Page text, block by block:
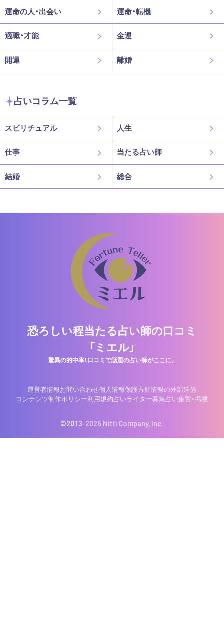
運命の人・出会い 運命・転機
適職・才能 金運
開運 離婚
占いコラム一覧
スピリチュアル 人生
仕事 当たる占い師
結婚 総合
恐ろしい程当たる占い師の口コミ
「ミエル」
驚異の的中率！口コミで話題の占い師がここに。
運営者情報お問い合わせ個人情報保護方針情報の外部送信
コンテンツ制作ポリシー利用規約占いライター募集占い集客・掲載
©2013-2026 Nitti Company, Inc.